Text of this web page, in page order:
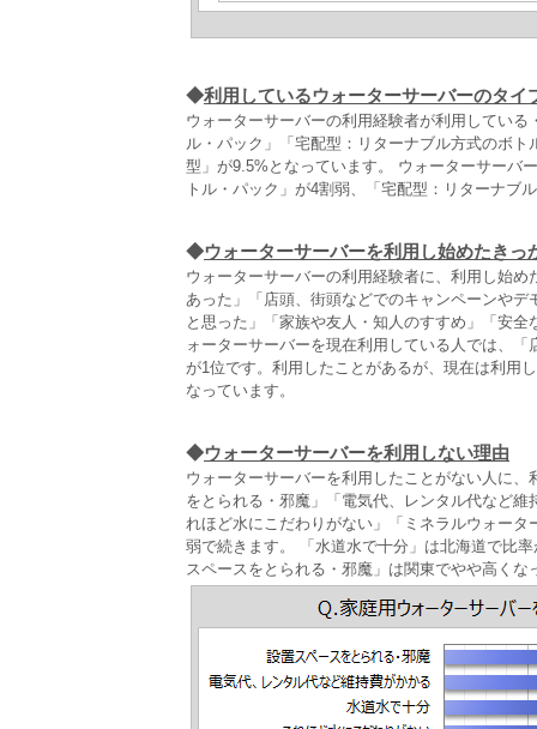
◆利用しているウォーターサーバーのタイ
ウォーターサーバーの利用経験者が利用してい
ル・パック」「宅配型：リターナブル方式のボ
型」が9.5%となっています。 ウォーターサーバ
トル・パック」が4割弱、「宅配型：リターナブ
◆ウォーターサーバーを利用し始めたきっ
ウォーターサーバーの利用経験者に、利用し始
あった」「店頭、街頭などでのキャンペーンや
と思った」「家族や友人・知人のすすめ」「安
ォーターサーバーを現在利用している人では、
が1位です。利用したことがあるが、現在は利用
なっています。
◆ウォーターサーバーを利用しない理由
ウォーターサーバーを利用したことがない人に
をとられる・邪魔」「電気代、レンタル代など
れほど水にこだわりがない」「ミネラルウォー
弱で続きます。 「水道水で十分」は北海道で比
スペースをとられる・邪魔」は関東でやや高くな